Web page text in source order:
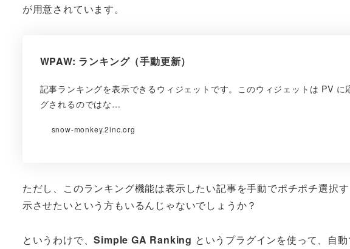
が用意されています。
WPAW: ランキング（手動更新）
記事ランキングを表示できるウィジェットです。このウィジェットは PV に
グされるのではな…
snow-monkey.2inc.org
ただし、このランキング機能は表示したい記事を手動でポチポチ選択
示させたいという方もいるんじゃないでしょうか？
というわけで、Simple GA Ranking というプラグインを使って、自